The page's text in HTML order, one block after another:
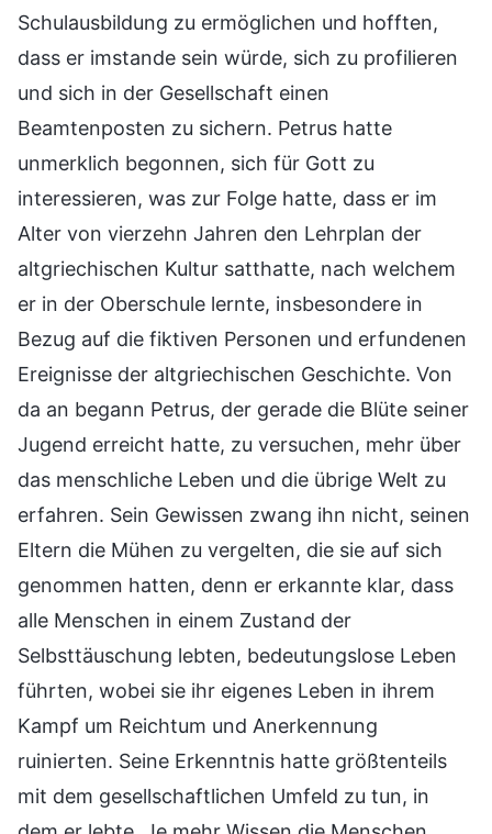
Schulausbildung zu ermöglichen und hofften,
dass er imstande sein würde, sich zu profilieren
und sich in der Gesellschaft einen
Beamtenposten zu sichern. Petrus hatte
unmerklich begonnen, sich für Gott zu
interessieren, was zur Folge hatte, dass er im
Alter von vierzehn Jahren den Lehrplan der
altgriechischen Kultur satthatte, nach welchem
er in der Oberschule lernte, insbesondere in
Bezug auf die fiktiven Personen und erfundenen
Ereignisse der altgriechischen Geschichte. Von
da an begann Petrus, der gerade die Blüte seiner
Jugend erreicht hatte, zu versuchen, mehr über
das menschliche Leben und die übrige Welt zu
erfahren. Sein Gewissen zwang ihn nicht, seinen
Eltern die Mühen zu vergelten, die sie auf sich
genommen hatten, denn er erkannte klar, dass
alle Menschen in einem Zustand der
Selbsttäuschung lebten, bedeutungslose Leben
führten, wobei sie ihr eigenes Leben in ihrem
Kampf um Reichtum und Anerkennung
ruinierten. Seine Erkenntnis hatte größtenteils
mit dem gesellschaftlichen Umfeld zu tun, in